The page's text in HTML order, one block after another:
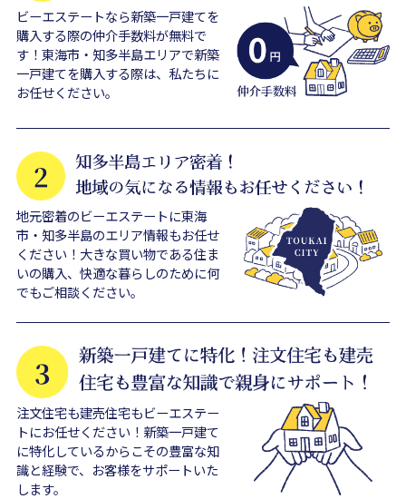
ビーエステートなら新築一戸建てを
購入する際の仲介手数料が無料で
す！東海市・知多半島エリアで新築
一戸建てを購入する際は、私たちに
お任せください。
地元密着のビーエステートに東海
市・知多半島のエリア情報もお任せ
ください！大きな買い物である住ま
いの購入、快適な暮らしのために何
でもご相談ください。
注文住宅も建売住宅もビーエステー
トにお任せください！新築一戸建て
に特化しているからこその豊富な知
識と経験で、お客様をサポートいた
します。